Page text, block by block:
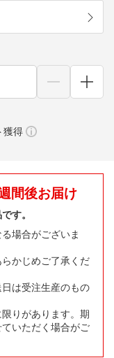
獲得
間後お届け
す。
場合がございま
かじめご了承くだ
は受注生産のもの
りがあります。期
いただく場合がご